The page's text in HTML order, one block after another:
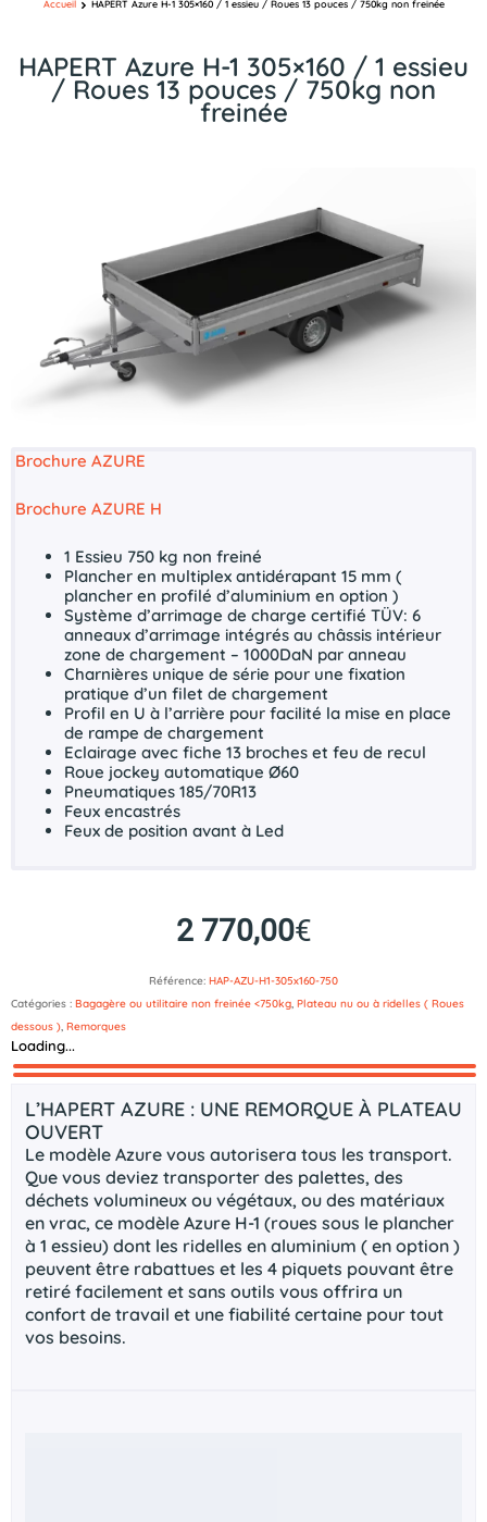
HAPERT Azure H-1 305×160 / 1 essieu
/ Roues 13 pouces / 750kg non
freinée
Accueil HAPERT Azure H-1 305×160 / 1 essieu / Roues 13 pouces / 750kg non freinée
Brochure AZURE
Brochure AZURE H
1 Essieu 750 kg non freiné
Plancher en multiplex antidérapant 15 mm (
plancher en profilé d’aluminium en option )
Système d’arrimage de charge certifié TÜV: 6
anneaux d’arrimage intégrés au châssis intérieur
zone de chargement – 1000DaN par anneau
Charnières unique de série pour une fixation
pratique d’un filet de chargement
Profil en U à l’arrière pour facilité la mise en place
de rampe de chargement
Eclairage avec fiche 13 broches et feu de recul
Roue jockey automatique Ø60
Pneumatiques 185/70R13
Feux encastrés
Feux de position avant à Led
2 770,00€
Référence: HAP-AZU-H1-305x160-750
Catégories : Bagagère ou utilitaire non freinée <750kg, Plateau nu ou à ridelles ( Roues
dessous ), Remorques
Loading...
Description
Documents technique
L’HAPERT AZURE : UNE REMORQUE À PLATEAU
OUVERT
Le modèle Azure vous autorisera tous les transport.
Que vous deviez transporter des palettes, des
déchets volumineux ou végétaux, ou des matériaux
en vrac, ce modèle Azure H-1 (roues sous le plancher
à 1 essieu) dont les ridelles en aluminium ( en option )
peuvent être rabattues et les 4 piquets pouvant être
retiré facilement et sans outils vous offrira un
confort de travail et une fiabilité certaine pour tout
vos besoins.